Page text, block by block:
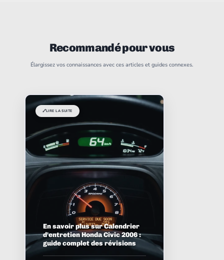
Recommandé pour vous
Élargissez vos connaissances avec ces articles et guides connexes.
🔗LIRE LA SUITE
En savoir plus sur Calendrier
d'entretien Honda Civic 2006 :
guide complet des révisions